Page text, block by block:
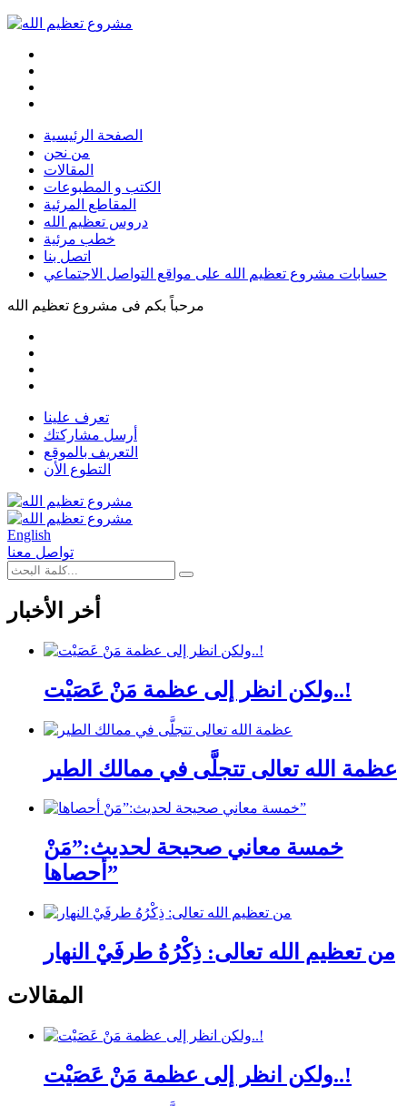
الصفحة الرئيسية
من نحن
المقالات
الكتب و المطبوعات
المقاطع المرئية
دروس تعظيم الله
خطب مرئية
اتصل بنا
حسابات مشروع تعظيم الله على مواقع التواصل الاجتماعي
مرحباً بكم فى مشروع تعظيم الله
تعرف علينا
أرسل مشاركتك
التعريف بالموقع
التطوع الأن
English
تواصل معنا
أخر الأخبار
ولكن انظر إلى عظمة مَنْ عَصَيْت..!
عظمة الله تعالى تتجلَّى في ممالك الطير
خمسة معاني صحيحة لحديث:”مَنْ
أحصاها”
من تعظيم الله تعالى: ذِكْرُهُ طرفَيْ النهار
المقالات
ولكن انظر إلى عظمة مَنْ عَصَيْت..!